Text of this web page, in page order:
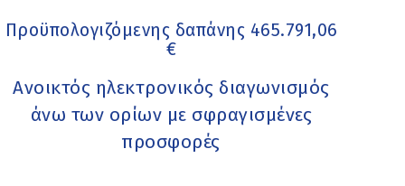
Προϋπολογιζόμενης δαπάνης 465.791,06
€
Ανοικτός ηλεκτρονικός διαγωνισμός
άνω των ορίων με σφραγισμένες
προσφορές